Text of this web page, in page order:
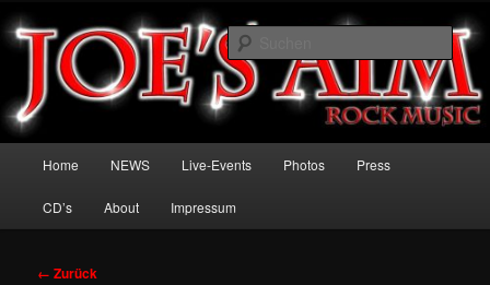
Zum
Inhalt
wechseln
Joe's Aim
Welcome to the Rock
Home NEWS Live-Events Photos Press
CD’s About Impressum
Bilder-
← Zurück